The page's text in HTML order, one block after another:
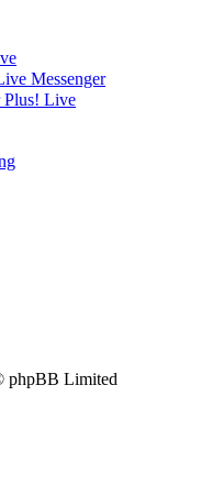
Messenger
Plus! Live
phpBB Limited